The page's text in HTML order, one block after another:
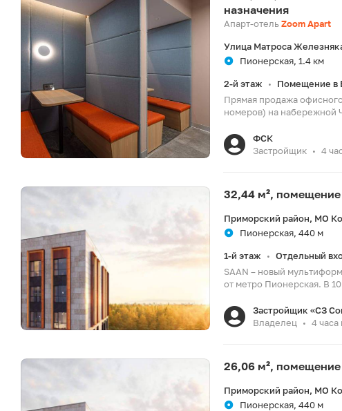
назначения
Апарт-отельZoom Apart
Улица Матроса
Пионерская, 1.4 км
2-й этаж • Помещение в
Прямая продажа
номеров) на набережной
ФСК
Застройщик • 4
32,44 м²,
Приморский район, МО
Пионерская, 440 м
1-й этаж • Отдельный
SAAN – новый
от метро Пионерская. В
Застройщик «СЗ
Владелец
• 4 часа
26,06 м²,
Приморский район, МО
Пионерская, 440 м